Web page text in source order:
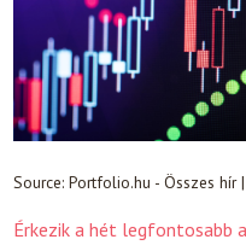
Source:Portfolio.hu - Összes hír
Érkezik a hét legfontosabb